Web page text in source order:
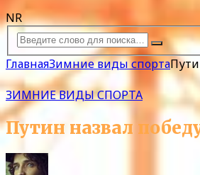
NR
ГлавнаяЗимние виды спорта
ЗИМНИЕ ВИДЫ СПОРТА
Путин назвал